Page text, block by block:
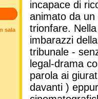
incapace di
animato da
trionfare.
imbarazzi
tribunale -
legal-drama
parola ai
davanti )
sala